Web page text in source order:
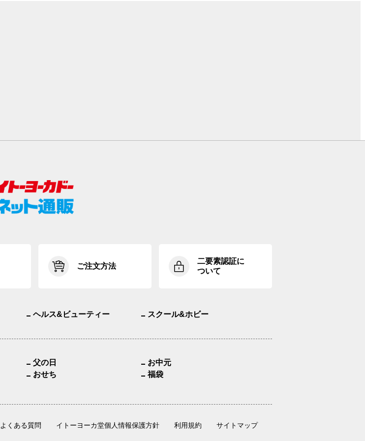
ご注文方法
二要素認証に
ついて
ヘルス&ビューティー スクール&ホビー
父の日
お中元
おせち
福袋
よくある質問 イトーヨーカ堂個人情報保護方針 利用規約 サイトマップ